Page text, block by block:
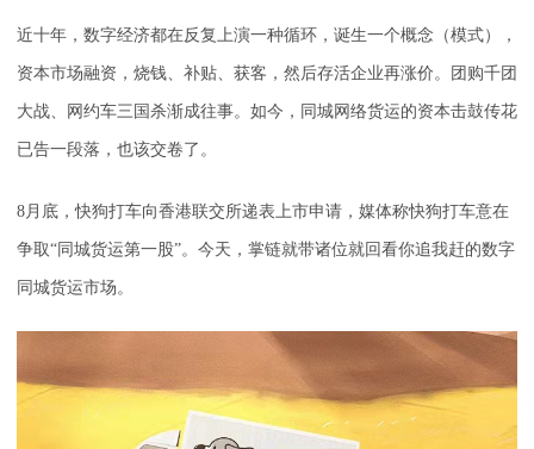
近十年，数字经济都在反复上演一种循环，诞生一个概念（模式），
资本市场融资，烧钱、补贴、获客，然后存活企业再涨价。团购千团
大战、网约车三国杀渐成往事。如今，同城网络货运的资本击鼓传花
已告一段落，也该交卷了。
8月底，快狗打车向香港联交所递表上市申请，媒体称快狗打车意在
争取“同城货运第一股”。今天，掌链就带诸位就回看你追我赶的数字
同城货运市场。